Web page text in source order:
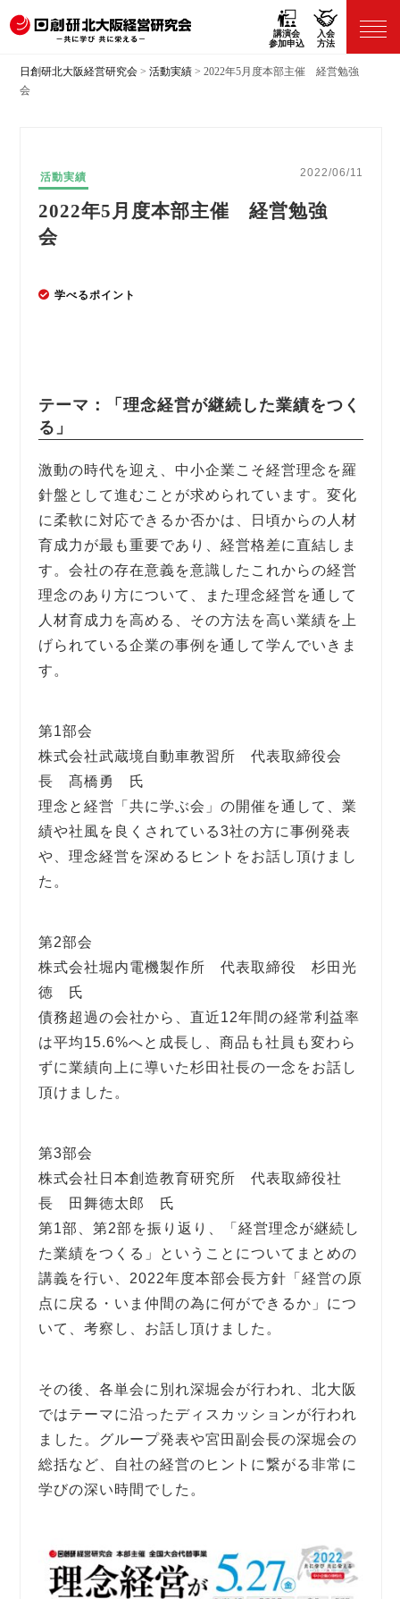
講演会
参加申込
入会
方法
日創研北大阪経営研究会 >活動実績 >2022年5月度本部主催 経営勉強
会
活動実績 2022/06/11
2022年5月度本部主催 経営勉強
会
学べるポイント
テーマ：「理念経営が継続した業績をつく
る」
激動の時代を迎え、中小企業こそ経営理念を羅
針盤として進むことが求められています。変化
に柔軟に対応できるか否かは、日頃からの人材
育成力が最も重要であり、経営格差に直結しま
す。会社の存在意義を意識したこれからの経営
理念のあり方について、また理念経営を通して
人材育成力を高める、その方法を高い業績を上
げられている企業の事例を通して学んでいきま
す。
第1部会
株式会社武蔵境自動車教習所 代表取締役会
長 髙橋勇 氏
理念と経営「共に学ぶ会」の開催を通して、業
績や社風を良くされている3社の方に事例発表
や、理念経営を深めるヒントをお話し頂けまし
た。
第2部会
株式会社堀内電機製作所 代表取締役 杉田光
徳 氏
債務超過の会社から、直近12年間の経常利益率
は平均15.6%へと成長し、商品も社員も変わら
ずに業績向上に導いた杉田社長の一念をお話し
頂けました。
第3部会
株式会社日本創造教育研究所 代表取締役社
長 田舞徳太郎 氏
第1部、第2部を振り返り、「経営理念が継続し
た業績をつくる」ということについてまとめの
講義を行い、2022年度本部会長方針「経営の原
点に戻る・いま仲間の為に何ができるか」につ
いて、考察し、お話し頂けました。
その後、各単会に別れ深堀会が行われ、北大阪
ではテーマに沿ったディスカッションが行われ
ました。グループ発表や宮田副会長の深堀会の
総括など、自社の経営のヒントに繋がる非常に
学びの深い時間でした。